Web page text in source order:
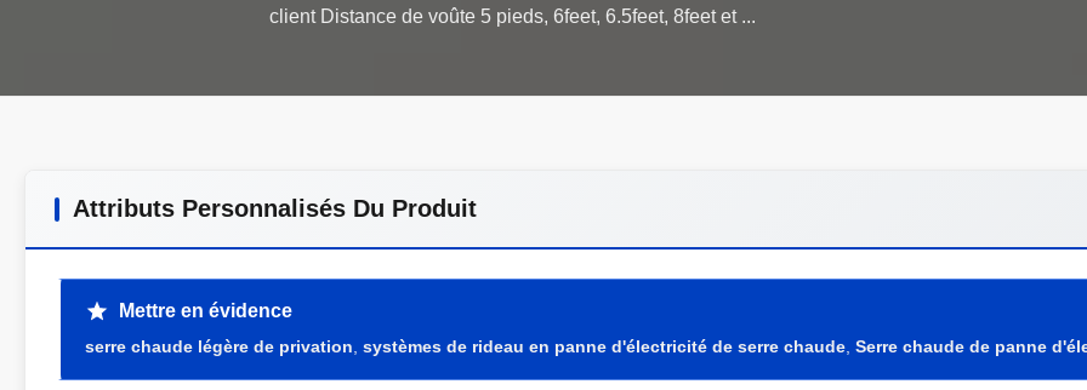
Attributs Personnalisés Du Produit
Mettre en évidence
serre chaude légère de privation systèmes de rideau en panne d'électricité de serre chaude Serre chaude de panne